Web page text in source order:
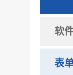
软
表